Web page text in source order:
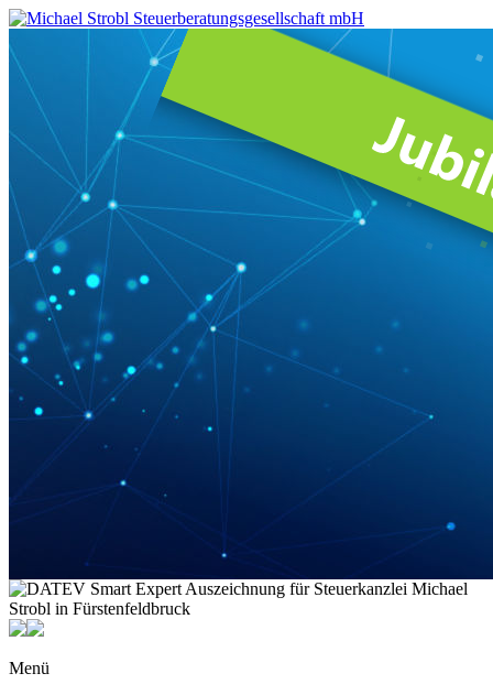
Michael
Strobl
Steuerberatungsgesellschaft
mbH
Steuerberater
in
Fürstenfeldbruck
Menü